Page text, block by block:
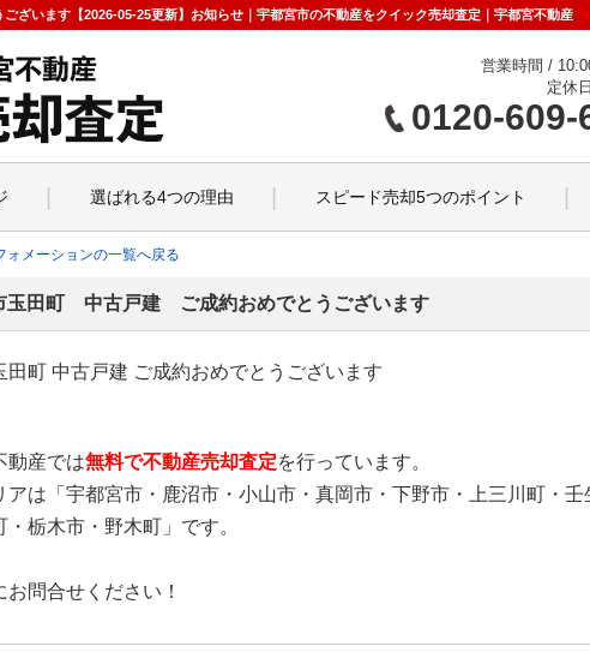
います【2026-05-25更新】お知らせ｜宇都宮市の不動産をクイック売却査定｜宇都宮不動産
営業時間 /
定休
0120-609-
選ばれる4つの理由 スピード売却5つのポイント
ォメーションの一覧へ戻る
玉田町 中古戸建 ご成約おめでとうございます
田町 中古戸建 ご成約おめでとうございます
動産では無料で不動産売却査定を行っています。
アは「宇都宮市・鹿沼市・小山市・真岡市・下野市・上三川町・壬
・栃木市・野木町」です。
お問合せください！